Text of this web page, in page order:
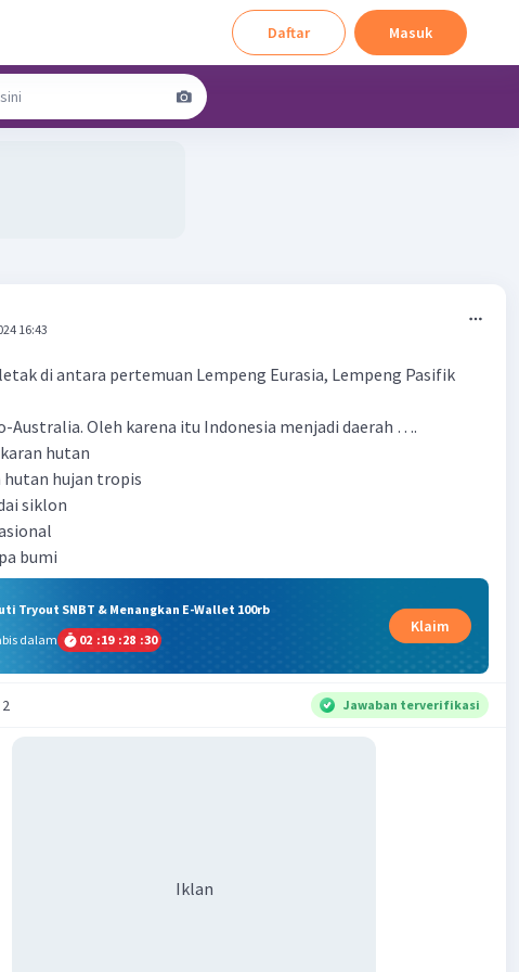
Daftar Masuk
16:43
di antara pertemuan Lempeng Eurasia, Lempeng Pasifik
Australia. Oleh karena itu Indonesia menjadi daerah ….
hutan
hutan hujan tropis
siklon
bumi
Tryout SNBT & Menangkan E-Wallet 100rb
dalam
02 :19 :28 :29
Klaim
2 Jawaban terverifikasi
Iklan